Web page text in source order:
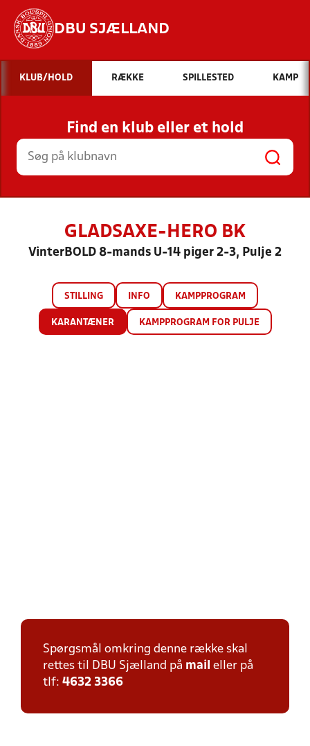
DBU SJÆLLAND
Hvad vil du søge efter?
INDHOLD OG NYHEDER
STILLINGER, RESULTATER, KLUBBER OG
HOLD
KLUB/HOLD RÆKKE SPILLESTED KAMP
Find en klub eller et hold
GLADSAXE-HERO BK
VinterBOLD 8-mands U-14 piger 2-3, Pulje 2
STILLING INFO KAMPPROGRAM
KARANTÆNER KAMPPROGRAM FOR PULJE
Spørgsmål omkring denne række skal
rettes til DBU Sjælland på mail eller på
tlf: 4632 3366